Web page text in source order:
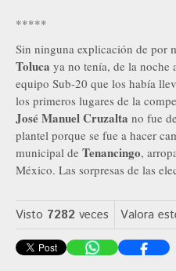
*****
Sin ninguna explicación de por
Toluca ya no tenía, de la noche
equipo Sub-20 que los había
los primeros lugares de la
José Manuel Cruzalta no fue
plantel porque se fue a hacer
municipal de Tenancingo,
México. Las sorpresas de las
Visto 7282 veces Valora